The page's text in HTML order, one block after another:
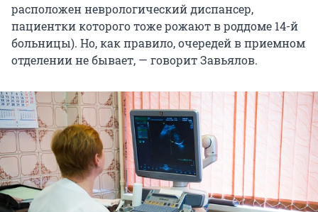
расположен неврологический диспансер,
пациентки которого тоже рожают в роддоме 14-й
больницы). Но, как правило, очередей в приемном
отделении не бывает, — говорит Завьялов.